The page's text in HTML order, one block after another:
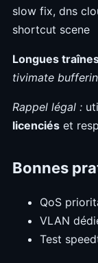
slow fix, dns
shortcut scene
Longues
tivimate
Rappel légal :
licenciés et
Bonnes
QoS
VLAN
Test